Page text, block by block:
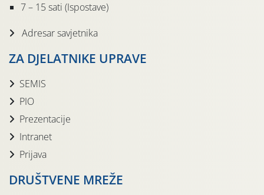
7 – 15 sati (Ispostave)
Adresar savjetnika
ZA DJELATNIKE UPRAVE
SEMIS
PIO
Prezentacije
Intranet
Prijava
DRUŠTVENE MREŽE